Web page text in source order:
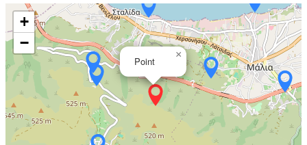
Point
×
+
−